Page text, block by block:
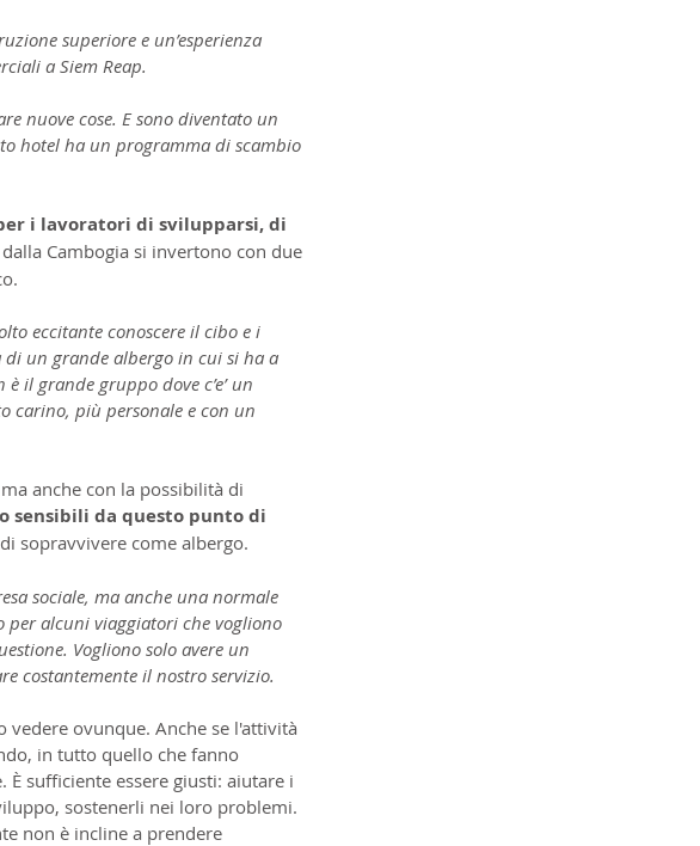
superiore e un’esperienza
a Siem Reap.
nuove cose. E sono diventato un
hotel ha un programma di scambio
i lavoratori di svilupparsi, di
Cambogia si invertono con due
eccitante conoscere il cibo e i
un grande albergo in cui si ha a
il grande gruppo dove c’e’ un
carino, più personale e con un
anche con la possibilità di
sensibili da questo punto di
sopravvivere come albergo.
sociale, ma anche una normale
per alcuni viaggiatori che vogliono
Vogliono solo avere un
costantemente il nostro servizio.
ovunque. Anche se l'attività
in tutto quello che fanno
sufficiente essere giusti: aiutare i
sostenerli nei loro problemi.
non è incline a prendere